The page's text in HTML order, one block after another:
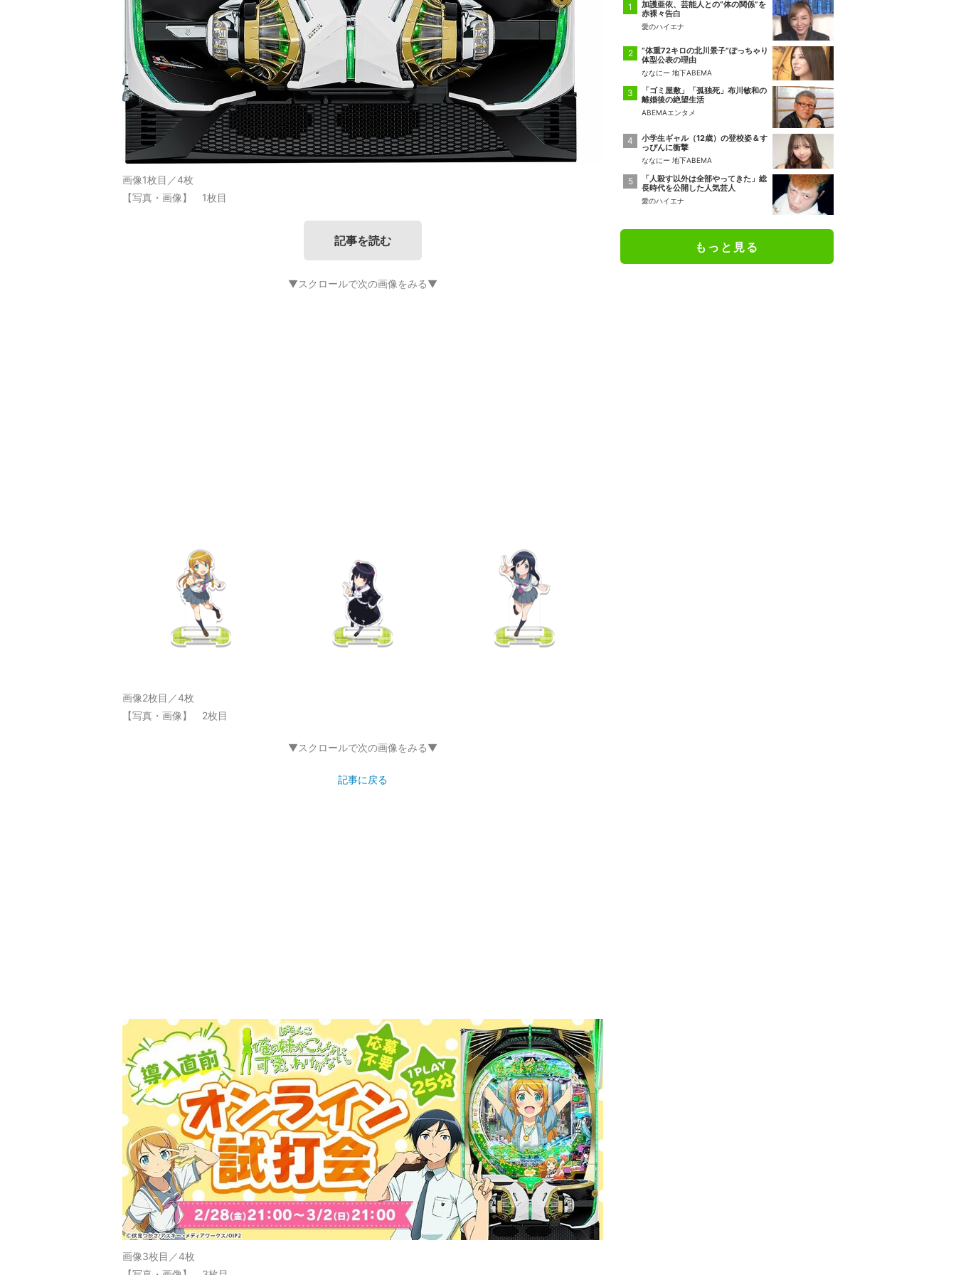
画像1枚目／4枚
【写真・画像】 1枚目
記事を読む
▼スクロールで次の画像をみる▼
画像2枚目／4枚
【写真・画像】 2枚目
▼スクロールで次の画像をみる▼
記事に戻る
画像3枚目／4枚
加護亜依、芸能人との“体の関係”を
赤裸々告白
愛のハイエナ
“体重72キロの北川景子”ぽっちゃり
体型公表の理由
ななにー 地下ABEMA
「ゴミ屋敷」「孤独死」布川敏和の
離婚後の絶望生活
ABEMAエンタメ
小学生ギャル（12歳）の登校姿＆す
っぴんに衝撃
ななにー 地下ABEMA
「人殺す以外は全部やってきた」総
長時代を公開した人気芸人
愛のハイエナ
もっと見る